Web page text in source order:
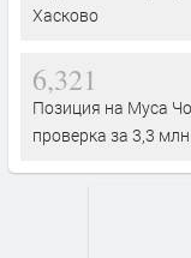
Хасково
6,321
Позиция на Муса
проверка за 3,3